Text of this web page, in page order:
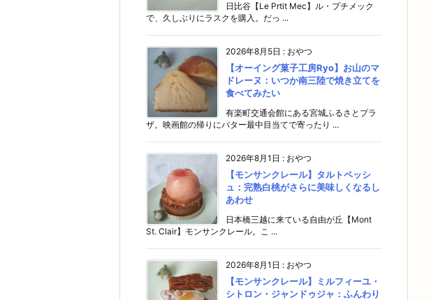
日比谷【Le Prtit Mec】ル・プチメック
で、久しぶりにラスクを購入。だっ ...
2026年8月5日 : おやつ
【オーイング菓子工房Ryo】お山のマ
ドレーヌ：いつか南三陸で焼き立てを
食べてみたい
有楽町交通会館にある宮城ふるさとプラ
ザ。映画館の帰りにバター最中目当てで寄ったり ...
2026年8月1日 : おやつ
【モンサンクレール】タルトペッシ
ュ：完熟白桃がさらに美味しくなるし
あわせ
日本橋三越に来ている自由が丘【Mont
St. Clair】モンサンクレール。こ ...
2026年8月1日 : おやつ
【モンサンクレール】ミルフィーユ・
シトロン・ジャンドゥジャ：ふんわり